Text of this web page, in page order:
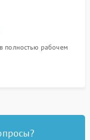
полностью рабочем